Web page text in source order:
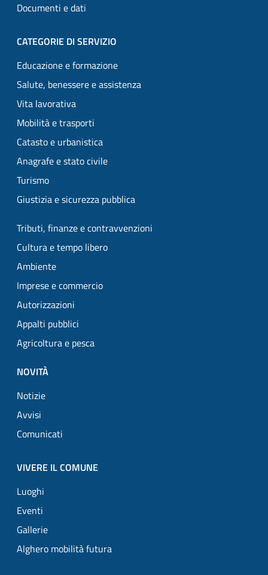
Documenti e dati
CATEGORIE DI SERVIZIO
Educazione e formazione
Salute, benessere e assistenza
Vita lavorativa
Mobilità e trasporti
Catasto e urbanistica
Anagrafe e stato civile
Turismo
Giustizia e sicurezza pubblica
Tributi, finanze e contravvenzioni
Cultura e tempo libero
Ambiente
Imprese e commercio
Autorizzazioni
Appalti pubblici
Agricoltura e pesca
NOVITÀ
Notizie
Avvisi
Comunicati
VIVERE IL COMUNE
Luoghi
Eventi
Gallerie
Alghero mobilità futura